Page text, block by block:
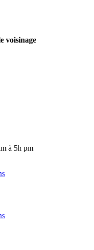
voisinage
à 5h pm